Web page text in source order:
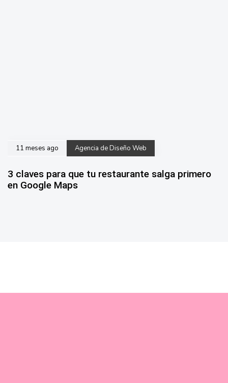
11 meses ago Agencia de Diseño Web
3 claves para que tu restaurante salga primero
en Google Maps